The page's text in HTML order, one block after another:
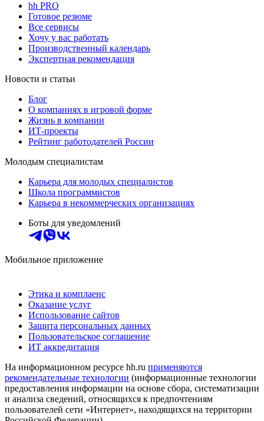
hh PRO
Готовое резюме
Все сервисы
Хочу у вас работать
Производственный календарь
Экспертная рекомендация
Новости и статьи
Блог
О компаниях в игровой форме
Жизнь в компании
ИТ-проекты
Рейтинг работодателей России
Молодым специалистам
Карьера для молодых специалистов
Школа программистов
Карьера в некоммерческих организациях
Боты для уведомлений
Мобильное приложение
Этика и комплаенс
Оказание услуг
Использование сайтов
Защита персональных данных
Пользовательское соглашение
ИТ аккредитация
На информационном ресурсе hh.ru применяются
рекомендательные технологии (информационные технологии
предоставления информации на основе сбора, систематизации
и анализа сведений, относящихся к предпочтениям
пользователей сети «Интернет», находящихся на территории